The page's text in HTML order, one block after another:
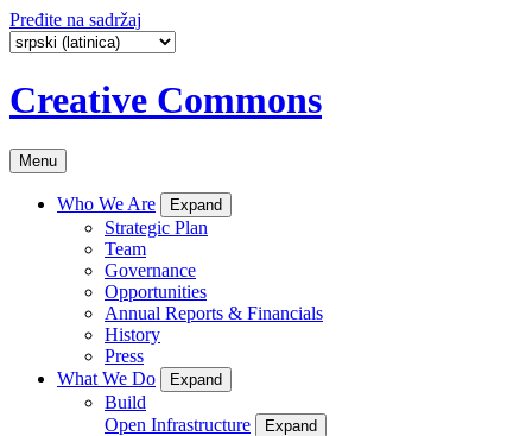
Pređite na sadržaj
Creative Commons
Menu
Who We Are Expand
Strategic Plan
Team
Governance
Opportunities
Annual Reports & Financials
History
Press
What We Do
Expand
Build
Open Infrastructure
Expand